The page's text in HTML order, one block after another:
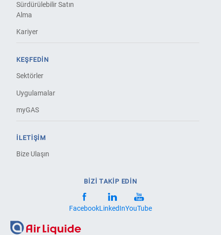
Sürdürülebilir Satın
Alma
Kariyer
KEŞFEDIN
Sektörler
Uygulamalar
myGAS
İLETIŞIM
Bize Ulaşın
BİZİ TAKİP EDİN
FacebookLinkedInYouTube